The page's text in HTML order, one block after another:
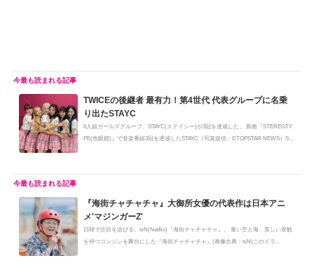
TWICEの後継者 最有力！第4世代 代表グループに名乗
り出たSTAYC
6人組ガールズグループ、STAYC(ステイシー)が3冠を達成した。 新曲『STEREOTY
PE(色眼鏡)』で音楽番組3冠を達成したSTAYC（写真提供：©TOPSTAR NEWS）STA
『海街チャチャチャ』大御所女優の代表作は日本アニ
メ'マジンガーZ'
日韓で注目を浴びる、tvN(Netflix)『海街チャチャチャ』。 青い空と海、美しい景観
を持つコンジンを舞台にした『海街チャチャチャ』(画像出典：tvN)このドラ...